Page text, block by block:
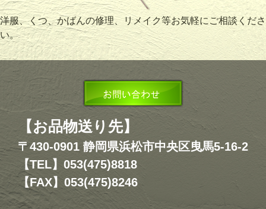
洋服、くつ、かばんの修理、リメイク等お気軽にご相談くださ
い。
【お品物送り先】
〒430-0901 静岡県浜松市中央区曳馬5-16-2
【TEL】053(475)8818
【FAX】053(475)8246